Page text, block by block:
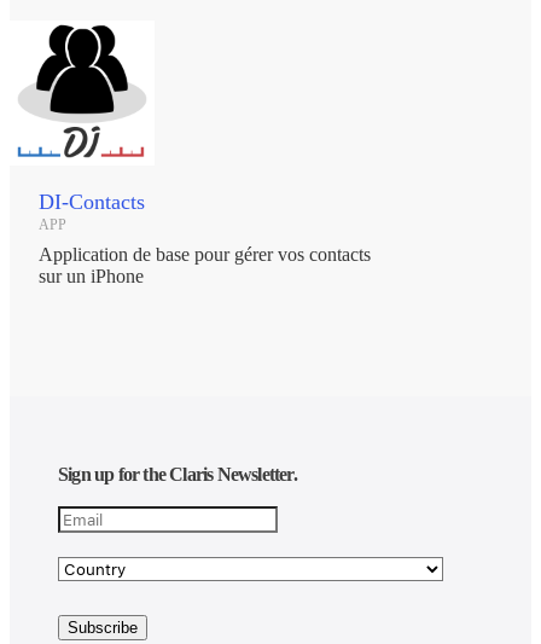
DI-Contacts
APP
Application de base pour gérer vos contacts
sur un iPhone
Sign up for the Claris Newsletter.